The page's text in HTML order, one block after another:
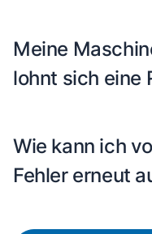
Meine
lohnt sich eine
Wie kann ich
Fehler erneut